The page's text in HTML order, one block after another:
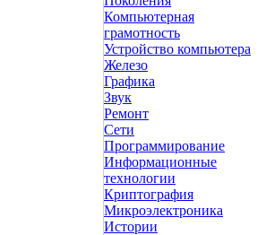
Компьютерная
грамотность
Устройство компьютера
Железо
Графика
Звук
Ремонт
Сети
Программирование
Информационные
технологии
Криптография
Микроэлектроника
Истории